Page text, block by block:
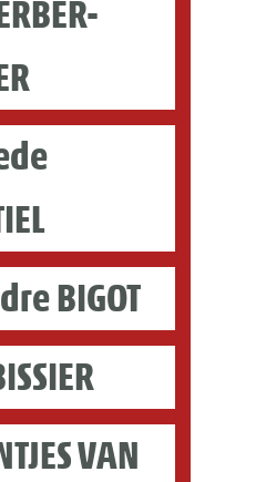
BIGOT
VAN